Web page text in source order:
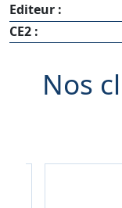
Editeur :
CE2 :
Nos